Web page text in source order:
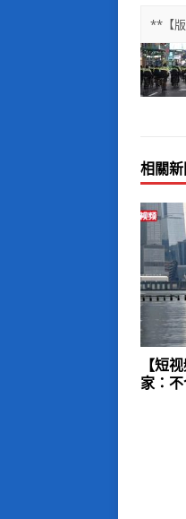
**【版
相關
【短
家：